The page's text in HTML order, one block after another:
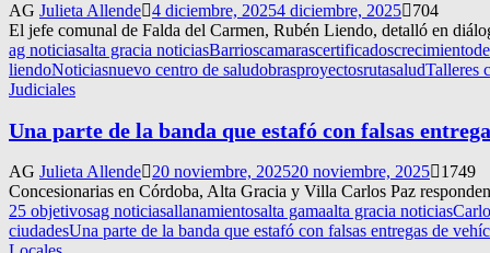
AG Julieta Allende 4 diciembre, 20254 diciembre, 2025
704
El jefe comunal de Falda del Carmen, Rubén Liendo, detalló en
ag noticiasalta gracia noticiasBarrioscamarascertificadoscrecimiento
liendoNoticiasnuevo centro de saludobrasproyectosrutasaludTalleres
Judiciales
Una parte de la banda que estafó con falsas
AG Julieta Allende 20 noviembre, 202520 noviembre, 2025
1749
Concesionarias en Córdoba, Alta Gracia y Villa Carlos Paz
25 objetivosag noticiasallanamientosalta gamaalta gracia noticias
ciudadesUna parte de la banda que estafó con falsas entregas de